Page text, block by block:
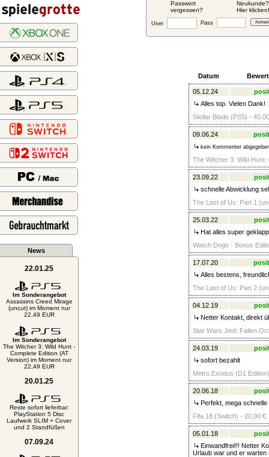
Passwort
vergessen?
Neukunde?
Hier klicken!
User Pass
News
22.01.25
Im Sonderangebot
Assassins Creed Mirage
(uncut) im Moment nur
22,49 EUR
Im Sonderangebot
The Witcher 3: Wild Hunt -
Complete Edition (AT
Version) im Moment nur
22,49 EUR
20.01.25
Reste sofort lieferbar:
PlayStation 5 Disc
Laufwerk SLIM + Cover
und 2 Standfüßen
07.09.24
Datum
05.12.24
Alles top. Vielen Dank!
Stellar Blade (PS5) -
09.06.24
kein Kommenter
The Witcher 3: Wild Hunt
23.09.22
schnelle Abwicklung
The Last of Us: Part 1
25.03.22
Hat alles super
Watch Dogs - Bonus
17.07.20
Alles bestens,
The Last of Us: Part 2
04.12.19
Netter Kontakt, direkt
Star Wars Jedi: Fallen
24.03.19
sofort bezahlt
Metro Exodus (D1
20.06.18
Perfekt, mega
Fifa 18 (Switch) - 20,00 €
05.01.18
Einwandfrei!!! Netter
Urlaub war und er